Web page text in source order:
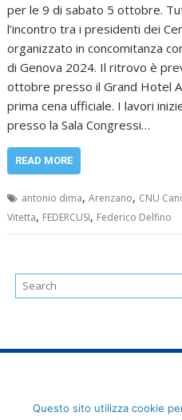
per le 9 di sabato 5 ottobre.
l’incontro tra i presidenti dei
organizzato in concomitanza
di Genova 2024. Il ritrovo è
ottobre presso il Grand Hotel
prima cena ufficiale. I lavori
presso la Sala Congressi…
READ MORE
antonio dima,Arenzano, CNU
Vitetta, FEDERCUSI, Federico Delfino
FederCUSI: Federazione
Questo sito utilizza cookie